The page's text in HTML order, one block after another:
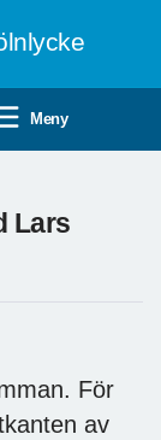
Meny
Lars
För
av